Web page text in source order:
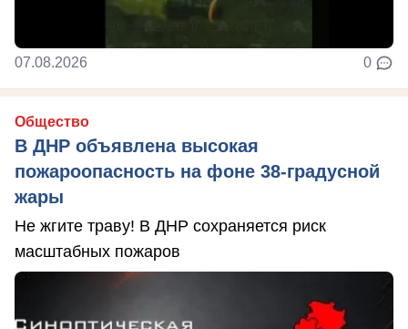
07.08.2026 0
Общество
В ДНР объявлена высокая
пожароопасность на фоне 38-градусной
жары
Не жгите траву! В ДНР сохраняется риск
масштабных пожаров